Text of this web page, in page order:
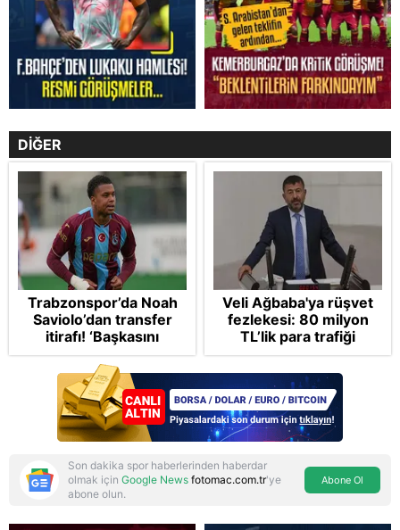
DİĞER
Trabzonspor’da Noah
Saviolo’dan transfer
itirafı! ‘Başkasını
izlemeye geldi’
Veli Ağbaba'ya rüşvet
fezlekesi: 80 milyon
TL’lik para trafiği
dosyada! CHP’li
belediyeleri haraca
bağlamış
Son dakika spor haberlerinden haberdar
olmak için Google News fotomac.com.tr'ye
abone olun.
Abone Ol